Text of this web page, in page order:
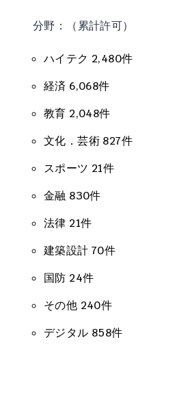
分野：（累計許可）
ハイテク 2,480件
経済 6,068件
教育 2,048件
文化．芸術 827件
スポーツ 21件
金融 830件
法律 21件
建築設計 70件
国防 24件
その他 240件
デジタル 858件